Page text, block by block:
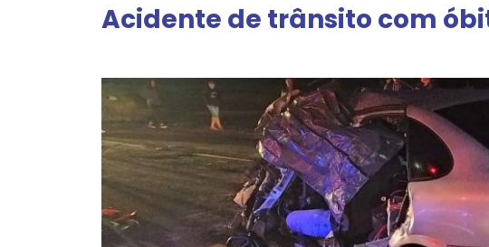
Acidente de trânsito com